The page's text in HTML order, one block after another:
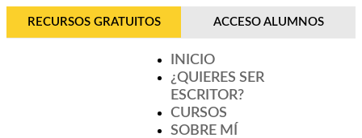
RECURSOS GRATUITOS ACCESO ALUMNOS
INICIO
¿QUIERES SER
ESCRITOR?
CURSOS
SOBRE MÍ